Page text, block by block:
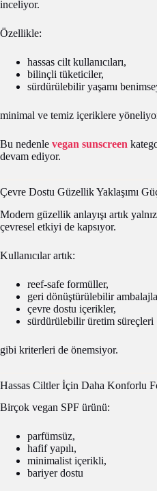
inceliyor.
Özellikle:
hassas cilt kullanıcıları,
bilinçli tüketiciler,
sürdürülebilir yaşamı
minimal ve temiz içeriklere
Bu nedenle vegan sunscreen
devam ediyor.
Çevre Dostu Güzellik Yaklaşımı
Modern güzellik anlayışı artık
çevresel etkiyi de kapsıyor.
Kullanıcılar artık:
reef-safe formüller,
geri dönüştürülebilir
çevre dostu içerikler,
sürdürülebilir üretim süreçleri
gibi kriterleri de önemsiyor.
Hassas Ciltler İçin Daha Konforlu
Birçok vegan SPF ürünü:
parfümsüz,
hafif yapılı,
minimalist içerikli,
bariyer dostu